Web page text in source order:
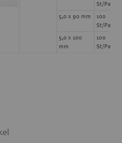
St/Pack
5,0 x 90 mm
100
St/Pack
5,0 x 100
mm
100
St/Pack